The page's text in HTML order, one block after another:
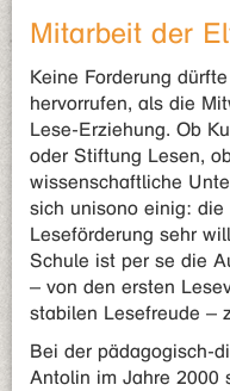
Mitarbeit der
Keine Forderung
hervorrufen, als die
Lese-Erziehung. Ob
oder Stiftung Lesen,
wissenschaftliche
sich unisono einig:
Leseförderung sehr
Schule ist per se die
– von den ersten
stabilen Lesefreude –
Bei der pädagogisch-
Antolin im Jahre 2000